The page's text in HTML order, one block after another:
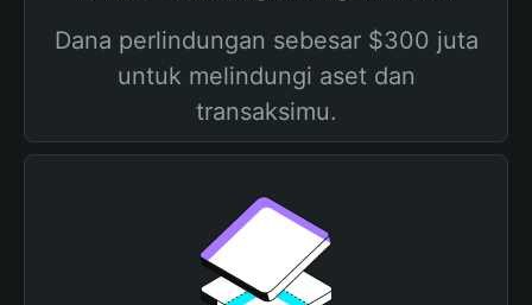
Dana perlindungan sebesar $300 juta
untuk melindungi aset dan
transaksimu.